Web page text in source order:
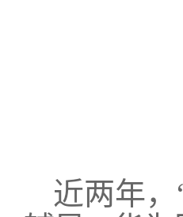
近两年